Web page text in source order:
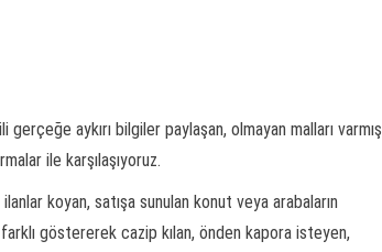
aykırı bilgiler paylaşan, olmayan malları varmış
ile karşılaşıyoruz.
koyan, satışa sunulan konut veya arabaların
göstererek cazip kılan, önden kapora isteyen,